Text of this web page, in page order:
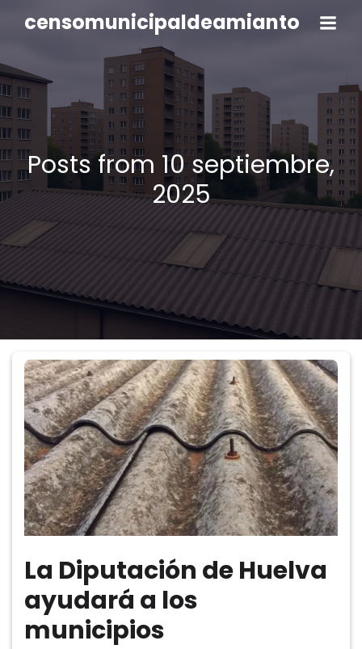
censomunicipaldeamianto
Posts from 10 septiembre,
2025
La Diputación de Huelva
ayudará a los
municipios